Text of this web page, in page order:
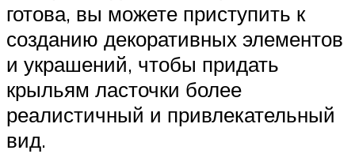
готова, вы можете приступить к
созданию декоративных элементов
и украшений, чтобы придать
крыльям ласточки более
реалистичный и привлекательный
вид.